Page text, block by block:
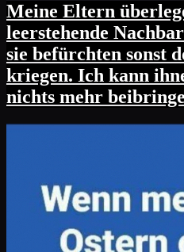
Meine Eltern
leerstehende
sie befürchten sonst
kriegen. Ich kann
nichts mehr